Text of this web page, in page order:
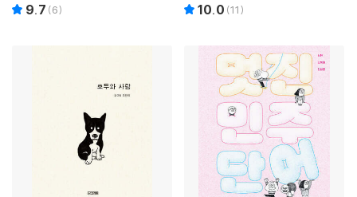
9.7 (6) 10.0 (11)